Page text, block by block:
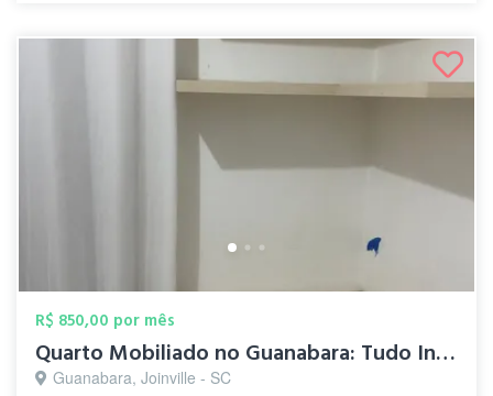
R$ 850,00 por mês
Quarto Mobiliado no Guanabara: Tudo Incl...
Guanabara, Joinville - SC